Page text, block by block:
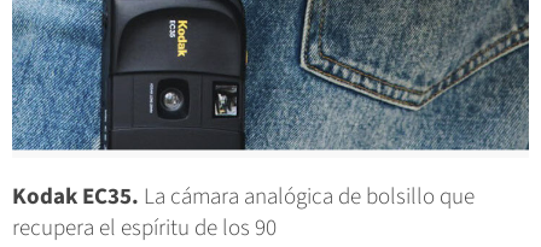
Kodak EC35. La cámara analógica de bolsillo que
recupera el espíritu de los 90